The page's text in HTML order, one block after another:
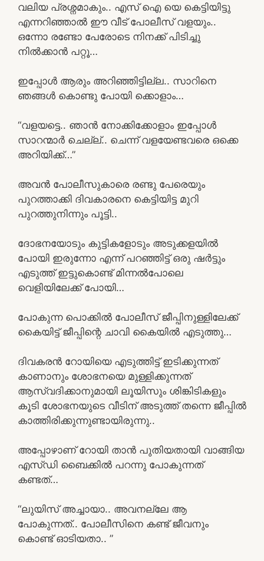
വലിയ പ്രശ്നമാകും.. എസ് ഐ യെ കെട്ടിയിട്ടു
എന്നറിഞ്ഞാൽ ഈ വീട് പോലീസ് വളയും..
ഒന്നോ രണ്ടോ പേരോടെ നിനക്ക് പിടിച്ചു
നിൽക്കാൻ പറ്റൂ…
ഇപ്പോൾ ആരും അറിഞ്ഞിട്ടില്ല.. സാറിനെ
ഞങ്ങൾ കൊണ്ടു പോയി ക്കൊളാം…
“വളയട്ടെ.. ഞാൻ നോക്കിക്കോളാം ഇപ്പോൾ
സാറന്മാർ ചെല്ല്.. ചെന്ന് വളയേണ്ടവരെ ഒക്കെ
അറിയിക്ക്…”
അവൻ പോലീസുകാരെ രണ്ടു പേരെയും
പുറത്താക്കി ദിവകാരനെ കെട്ടിയിട്ട മുറി
പുറത്തുനിന്നും പൂട്ടി..
ദോഭനയോടും കുട്ടികളോടും അടുക്കളയിൽ
പോയി ഇരുന്നോ എന്ന് പറഞ്ഞിട്ട് ഒരു ഷർട്ടും
എടുത്ത് ഇട്ടുകൊണ്ട് മിന്നൽപോലെ
വെളിയിലേക്ക് പോയി…
പോകുന്ന പൊക്കിൽ പോലീസ് ജീപ്പിനുള്ളിലേക്ക്
കൈയിട്ട് ജീപ്പിന്റെ ചാവി കൈയിൽ എടുത്തു…
ദിവകരൻ റോയിയെ എടുത്തിട്ട് ഇടിക്കുന്നത്
കാണാനും ശോഭനയെ മുള്ളിക്കുന്നത്
ആസ്വദിക്കാനുമായി ലൂയിസും ശിങ്കിടികളും
കൂടി ശോഭനയുടെ വീടിന് അടുത്ത് തന്നെ ജീപ്പിൽ
കാത്തിരിക്കുന്നുണ്ടായിരുന്നു..
അപ്പോഴാണ് റോയി താൻ പുതിയതായി വാങ്ങിയ
എസ്‌ഡി ബൈക്കിൽ പറന്നു പോകുന്നത്
കണ്ടത്…
“ലുയിസ് അച്ചായാ.. അവനല്ലേ ആ
പോകുന്നത്.. പോലീസിനെ കണ്ട് ജീവനും
കൊണ്ട് ഓടിയതാ.. ”